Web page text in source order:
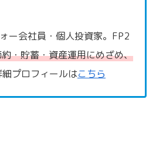
ー会社員・個人投資家。FP2
・貯蓄・資産運用にめざめ、
プロフィールはこちら